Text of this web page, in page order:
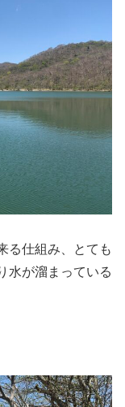
る仕組み、とても
水が溜まっている